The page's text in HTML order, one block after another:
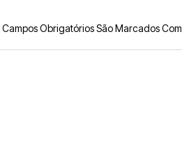
Campos Obrigatórios São Marcados Com